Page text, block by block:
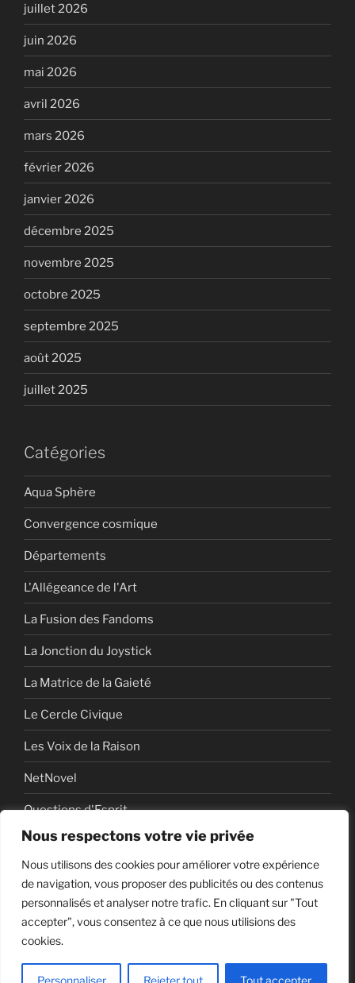
Nous respectons votre vie privée
Nous utilisons des cookies pour améliorer votre expérience
de navigation, vous proposer des publicités ou des contenus
personnalisés et analyser notre trafic. En cliquant sur "Tout
accepter", vous consentez à ce que nous utilisions des
cookies.
Personnaliser Rejeter tout Tout accepter
juillet 2026
juin 2026
mai 2026
avril 2026
mars 2026
février 2026
janvier 2026
décembre 2025
novembre 2025
octobre 2025
septembre 2025
août 2025
juillet 2025
Catégories
Aqua Sphère
Convergence cosmique
Départements
L'Allégeance de l'Art
La Fusion des Fandoms
La Jonction du Joystick
La Matrice de la Gaieté
Le Cercle Civique
Les Voix de la Raison
NetNovel
Questions d'Esprit
Série
Série vidéo
WordPress